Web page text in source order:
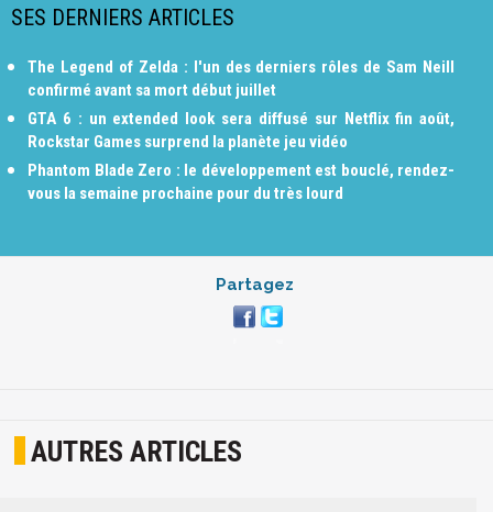
SES DERNIERS ARTICLES
The Legend of Zelda : l'un des derniers rôles de Sam Neill
confirmé avant sa mort début juillet
GTA 6 : un extended look sera diffusé sur Netflix fin août,
Rockstar Games surprend la planète jeu vidéo
Phantom Blade Zero : le développement est bouclé, rendez-
vous la semaine prochaine pour du très lourd
Partagez
AUTRES ARTICLES